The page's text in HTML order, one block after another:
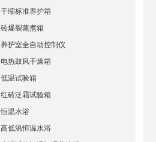
干缩标准养护箱
砖爆裂蒸煮箱
养护室全自动控制仪
电热鼓风干燥箱
低温试验箱
红砖泛霜试验箱
恒温水浴
高低温恒温水浴